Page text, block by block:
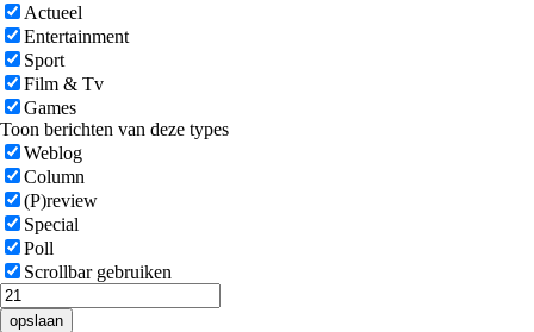
Actueel
Entertainment
Sport
Film & Tv
Games
Toon berichten van deze types
Weblog
Column
(P)review
Special
Poll
Scrollbar gebruiken
opslaan